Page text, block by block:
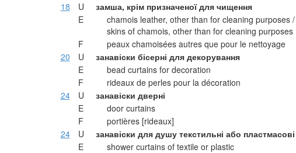
18
U замша, крім призначеної для чищення
E
chamois leather, other than for cleaning purposes /
skins of chamois, other than for cleaning purposes
F
peaux chamoisées autres que pour le nettoyage
20
U занавіски бісерні для декорування
E
bead curtains for decoration
F
rideaux de perles pour la décoration
24
U занавіски дверні
E
door curtains
F
portières [rideaux]
24
U занавіски для душу текстильні або пластмасові
E
shower curtains of textile or plastic